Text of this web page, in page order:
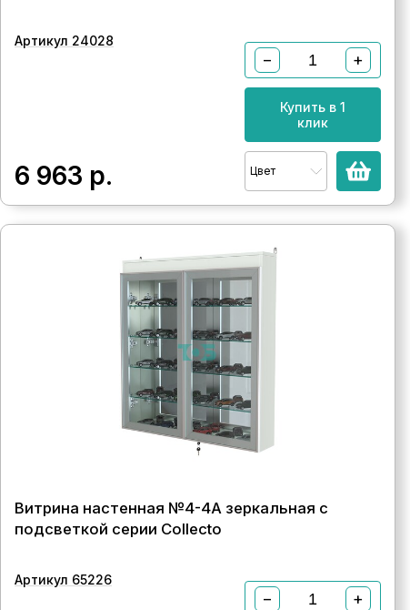
Артикул 24028
6 963 р.
− +
Купить в 1
клик
Цвет
Витрина настенная №4-4А зеркальная с
подсветкой серии Collecto
Артикул 65226
− +